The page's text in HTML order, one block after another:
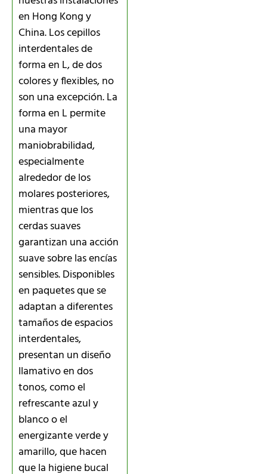
en Hong Kong y
China. Los cepillos
interdentales de
forma en L, de dos
colores y flexibles, no
son una excepción. La
forma en L permite
una mayor
maniobrabilidad,
especialmente
alrededor de los
molares posteriores,
mientras que los
cerdas suaves
garantizan una acción
suave sobre las encías
sensibles. Disponibles
en paquetes que se
adaptan a diferentes
tamaños de espacios
interdentales,
presentan un diseño
llamativo en dos
tonos, como el
refrescante azul y
blanco o el
energizante verde y
amarillo, que hacen
que la higiene bucal